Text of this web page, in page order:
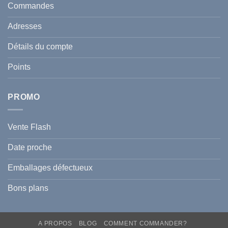
et
celle
de
votre
famille
durant
l’été
2026
?
Tunisie
Guide
Traiter
Prévenir
Commandes
Adresses
Détails du compte
Points
PROMO
Vente Flash
Date proche
Emballages défectueux
Bons plans
A PROPOS BLOG
COMMENT COMMANDER?